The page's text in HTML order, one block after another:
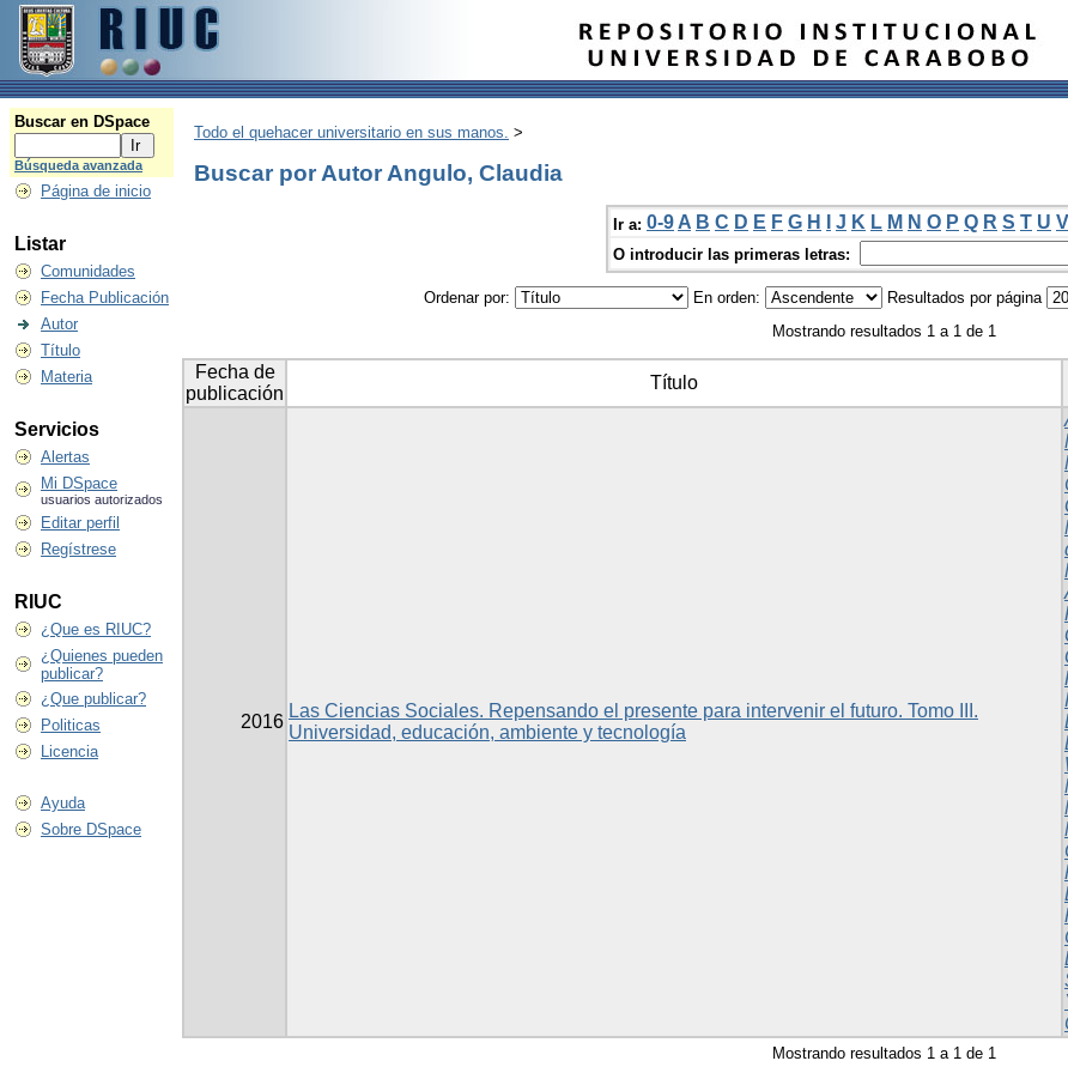
Buscar en DSpace
Búsqueda avanzada
Página de inicio
Listar
Comunidades
Fecha Publicación
Autor
Título
Materia
Servicios
Alertas
Mi DSpace
usuarios autorizados
Editar perfil
Regístrese
RIUC
¿Que es RIUC?
¿Quienes pueden
publicar?
¿Que publicar?
Politicas
Licencia
Ayuda
Sobre DSpace
Todo el quehacer universitario en sus manos. >
Buscar por Autor Angulo, Claudia
Ir a: 0-9 A B C D E F G H J K L M N O P Q R S T U V
O introducir las primeras letras:
Ordenar por: En orden: Resultados por página
Mostrando resultados 1 a 1 de 1
Fecha de
publicación
Título
2016
Las Ciencias Sociales. Repensando el presente para intervenir el futuro. Tomo III.
Universidad, educación, ambiente y tecnología
Mostrando resultados 1 a 1 de 1